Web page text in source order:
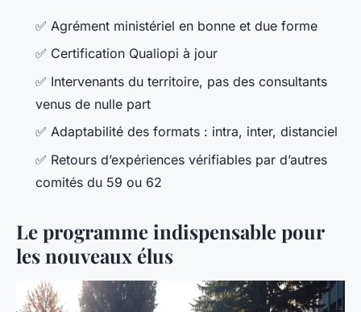
✅ Agrément ministériel en bonne et due forme
✅ Certification Qualiopi à jour
✅ Intervenants du territoire, pas des consultants
venus de nulle part
✅ Adaptabilité des formats : intra, inter, distanciel
✅ Retours d’expériences vérifiables par d’autres
comités du 59 ou 62
Le programme indispensable pour
les nouveaux élus